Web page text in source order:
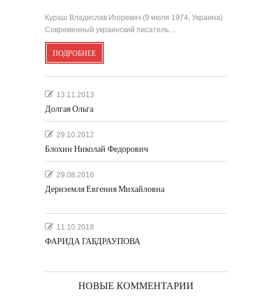
Кураш Владислав Игоревич (9 июля 1974, Украина)
Современный украинский писатель…
ПОДРОБНЕЕ
13.11.2013
Долгая Ольга
29.10.2012
Блохин Николай Федорович
29.08.2016
Дериземля Евгения Михайловна
11.10.2018
ФАРИДА ГАБДРАУПОВА
НОВЫЕ КОММЕНТАРИИ